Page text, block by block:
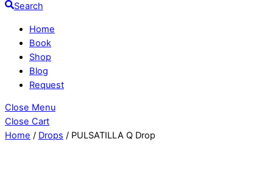
Search
Home
Book
Shop
Blog
Request
Close Menu
Close Cart
Home / Drops / PULSATILLA Q Drop